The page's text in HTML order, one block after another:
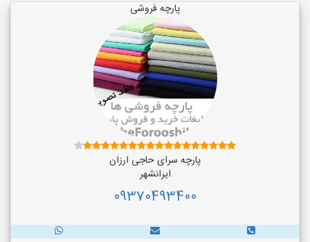
پارچه فروشی
پارچه سرای حاجی ارزان
ایرانشهر
09370493400